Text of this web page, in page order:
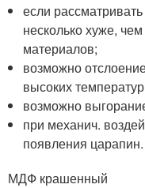
если
несколько хуже,
материалов;
возможно
высоких
возможно
при механич.
появления царапин.
МДФ крашенный